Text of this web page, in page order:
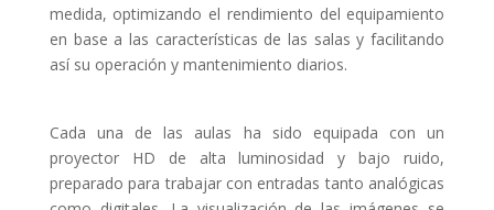
medida, optimizando el rendimiento del equipamiento
en base a las características de las salas y facilitando
así su operación y mantenimiento diarios.
Cada una de las aulas ha sido equipada con un
proyector HD de alta luminosidad y bajo ruido,
preparado para trabajar con entradas tanto analógicas